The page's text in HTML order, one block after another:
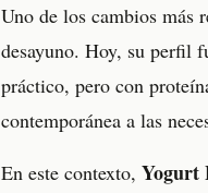
Uno de los cambios más
desayuno. Hoy, su perfil
práctico, pero con
contemporánea a las
En este contexto, Yogurt